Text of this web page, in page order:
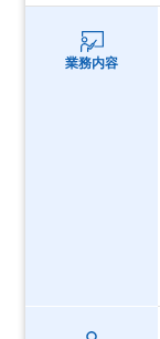
業務内容